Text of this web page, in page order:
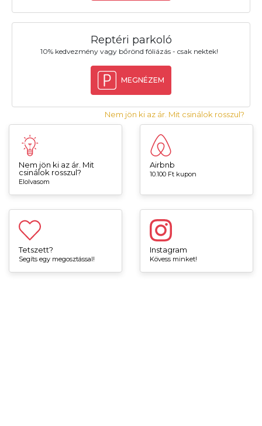
Reptéri parkoló
10% kedvezmény vagy bőrönd fóliázás - csak nektek!
MEGNÉZEM
Nem jön ki az ár. Mit csinálok rosszul?
Nem jön ki az ár. Mit
csinálok rosszul?
Elolvasom
Airbnb
10.100 Ft kupon
Tetszett?
Segíts egy megosztással!
Instagram
Kövess minket!